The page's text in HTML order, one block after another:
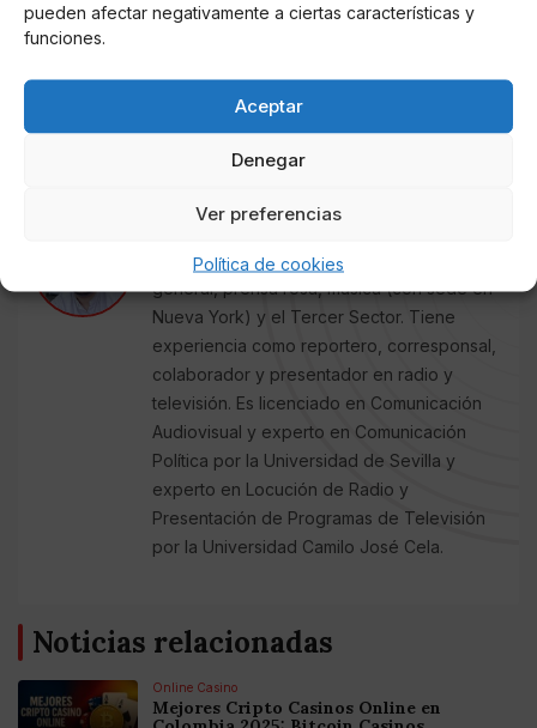
pueden afectar negativamente a ciertas características y
funciones.
Aceptar
Denegar
Ver preferencias
Política de cookies
Redactor de COLUMNA CERO
Sucesos, Obituarios y Redes Sociales
(noticias virales sobre políticos y famosos),
carrera en las provincias andaluzas de
política local y regional. Antes trabajó en
otros medios digitales de información
general, prensa rosa, música (con sede en
Nueva York) y el Tercer Sector. Tiene
experiencia como reportero, corresponsal,
colaborador y presentador en radio y
televisión. Es licenciado en Comunicación
Audiovisual y experto en Comunicación
Política por la Universidad de Sevilla y
experto en Locución de Radio y
Presentación de Programas de Televisión
por la Universidad Camilo José Cela.
Noticias relacionadas
Online Casino
Mejores Cripto Casinos Online en